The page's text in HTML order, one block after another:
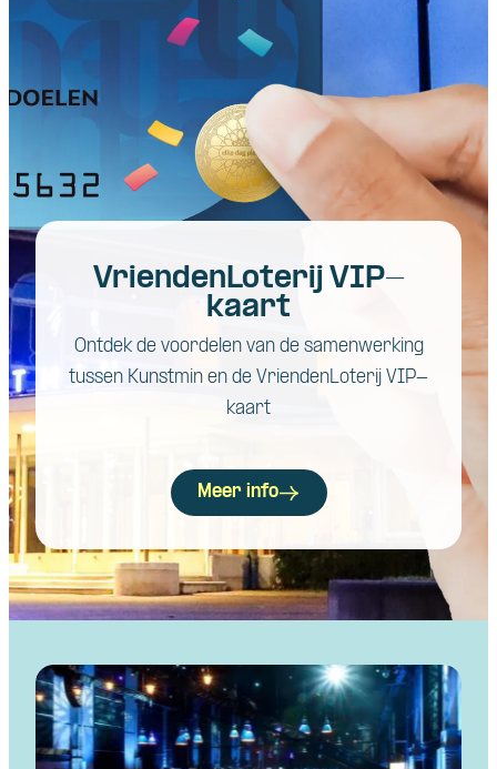
VriendenLoterij VIP-
kaart
Ontdek de voordelen van de samenwerking
tussen Kunstmin en de VriendenLoterij VIP-
kaart
Meer info